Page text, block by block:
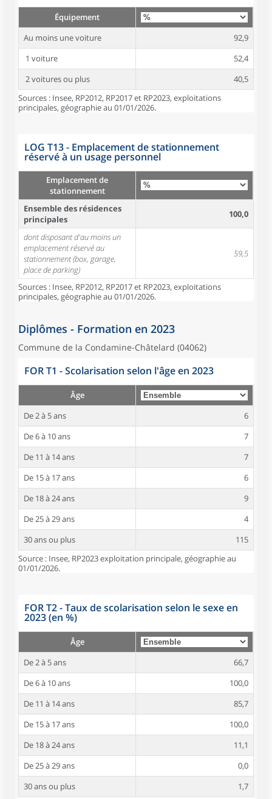
Équipement
Au moins une voiture
92,9
1 voiture
52,4
2 voitures ou plus
40,5
Sources : Insee, RP2012, RP2017 et RP2023, exploitations
principales, géographie au 01/01/2026.
LOG T13 - Emplacement de stationnement
réservé à un usage personnel
Emplacement de
stationnement
Ensemble des résidences
principales
100,0
dont disposant d'au moins un
emplacement réservé au
stationnement (box, garage,
place de parking)
59,5
Sources : Insee, RP2012, RP2017 et RP2023, exploitations
principales, géographie au 01/01/2026.
Diplômes - Formation en 2023
Commune de la Condamine-Châtelard (04062)
FOR T1 - Scolarisation selon l'âge en 2023
Âge
De 2 à 5 ans
6
De 6 à 10 ans
7
De 11 à 14 ans
7
De 15 à 17 ans
6
De 18 à 24 ans
9
De 25 à 29 ans
4
30 ans ou plus
115
Source : Insee, RP2023 exploitation principale, géographie au
01/01/2026.
FOR T2 - Taux de scolarisation selon le sexe en
2023 (en %)
Âge
De 2 à 5 ans
66,7
De 6 à 10 ans
100,0
De 11 à 14 ans
85,7
De 15 à 17 ans
100,0
De 18 à 24 ans
11,1
De 25 à 29 ans
0,0
30 ans ou plus
1,7